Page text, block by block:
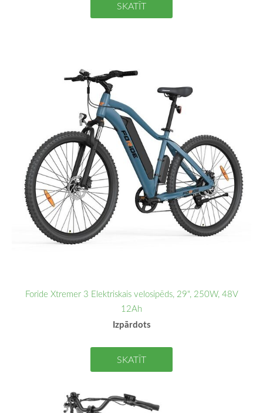
SKATĪT
Foride Xtremer 3 Elektriskais velosipēds, 29", 250W, 48V
12Ah
Izpārdots
SKATĪT